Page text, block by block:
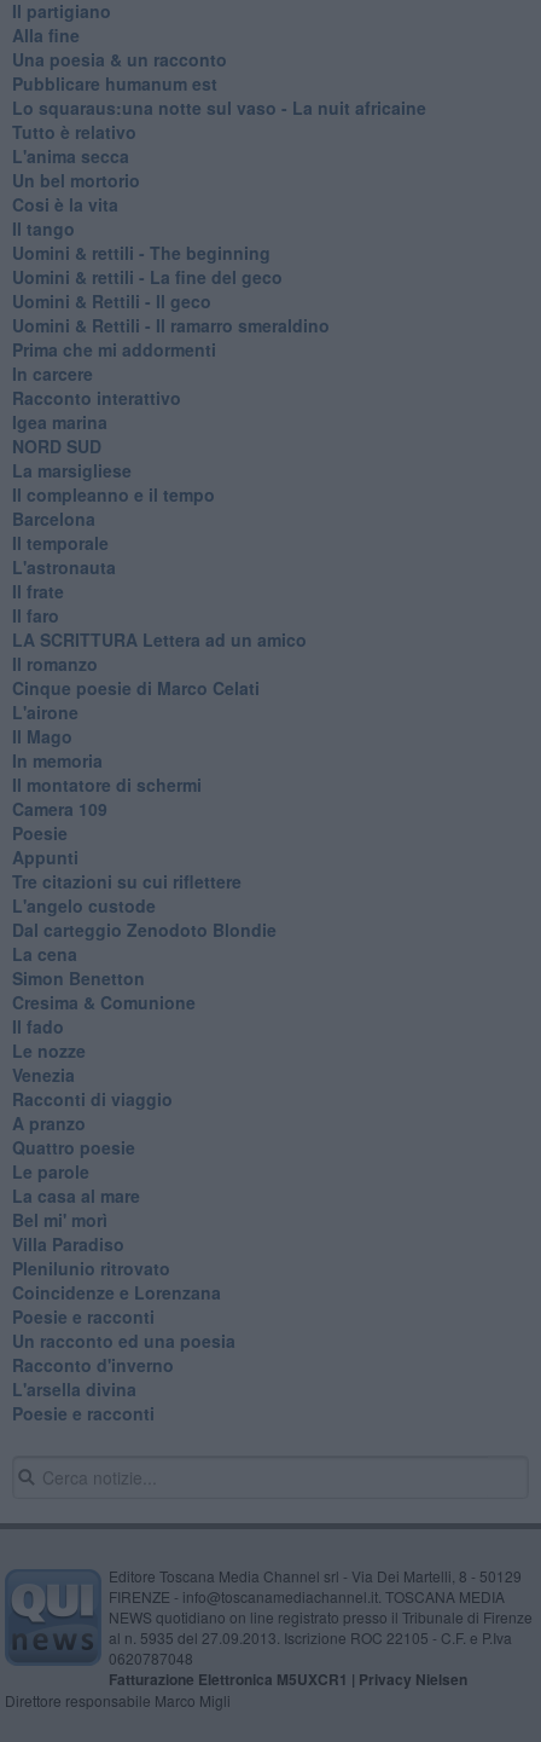
Il partigiano
Alla fine
Una poesia & un racconto
Pubblicare humanum est
Lo squaraus:una notte sul vaso - La nuit africaine
Tutto è relativo
L'anima secca
Un bel mortorio
Cosi è la vita
Il tango
​Uomini & rettili - The beginning
​Uomini & rettili - La fine del geco
Uomini & Rettili - Il geco
Uomini & Rettili - Il ramarro smeraldino
Prima che mi addormenti
In carcere
Racconto interattivo
Igea marina
​NORD SUD
La marsigliese
Il compleanno e il tempo
Barcelona
Il temporale
L'astronauta
Il frate
Il faro
​LA SCRITTURA Lettera ad un amico
Il romanzo
Cinque poesie di Marco Celati
L'airone
Il Mago
In memoria
Il montatore di schermi
Camera 109
Poesie
Appunti
Tre citazioni su cui riflettere
L'angelo custode
Dal carteggio Zenodoto Blondie
La cena
Simon Benetton
Cresima & Comunione
Il fado
Le nozze
Venezia
Racconti di viaggio
A pranzo
Quattro poesie
Le parole
La casa al mare
Bel mi' morì
Villa Paradiso
Plenilunio ritrovato
Coincidenze e Lorenzana
Poesie e racconti
Un racconto ed una poesia
Racconto d'inverno
​L'arsella divina
Poesie e racconti
Editore Toscana Media Channel srl - Via Dei Martelli, 8 - 50129
FIRENZE - info@toscanamediachannel.it. TOSCANA MEDIA
NEWS quotidiano on line registrato presso il Tribunale di Firenze
al n. 5935 del 27.09.2013. Iscrizione ROC 22105 - C.F. e P.Iva
0620787048
Fatturazione Elettronica M5UXCR1 | Privacy Nielsen
Direttore responsabile Marco Migli